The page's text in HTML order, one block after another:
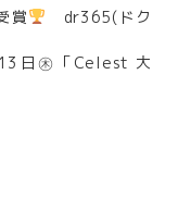
賞
dr365(ドク
日㊍「Celest 大